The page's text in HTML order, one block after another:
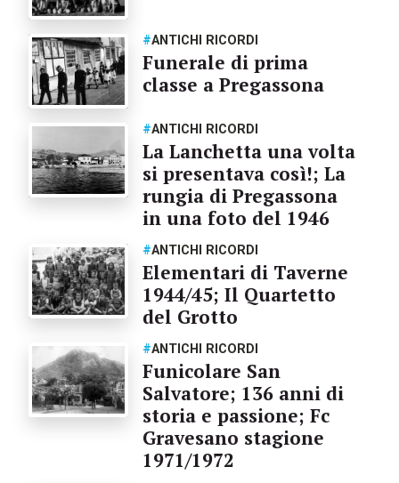
#ANTICHI RICORDI
Funerale di prima
classe a Pregassona
#ANTICHI RICORDI
La Lanchetta una volta
si presentava così!; La
rungia di Pregassona
in una foto del 1946
#ANTICHI RICORDI
Elementari di Taverne
1944/45; Il Quartetto
del Grotto
#ANTICHI RICORDI
Funicolare San
Salvatore; 136 anni di
storia e passione; Fc
Gravesano stagione
1971/1972